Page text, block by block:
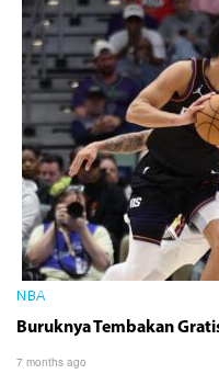
NBA
Buruknya Tembakan
7 months ago